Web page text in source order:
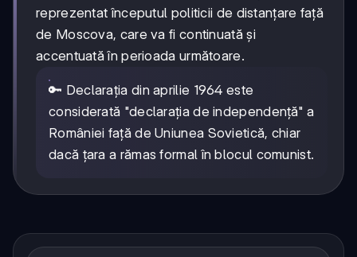
reprezentat începutul politicii de distanțare față
de Moscova, care va fi continuată și
accentuată în perioada următoare.
🔑 Declarația din aprilie 1964 este
considerată "declarația de independență" a
României față de Uniunea Sovietică, chiar
dacă țara a rămas formal în blocul comunist.